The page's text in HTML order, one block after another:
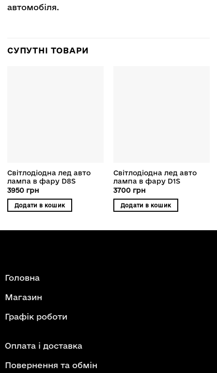
автомобіля.
СУПУТНІ ТОВАРИ
Світлодіодна лед авто
лампа в фару D8S
3950 грн
Додати в кошик
Світлодіодна лед авто
лампа в фару D1S
3700 грн
Додати в кошик
Головна
Магазин
Графік роботи
Оплата і доставка
Повернення та обмін